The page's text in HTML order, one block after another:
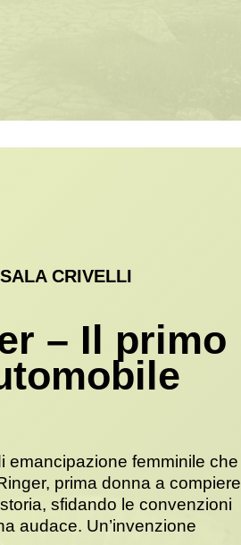
CRIVELLI
– Il primo
emancipazione femminile che
prima donna a compiere
sfidando le convenzioni
audace. Un’invenzione